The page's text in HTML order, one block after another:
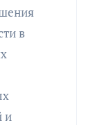
в
и